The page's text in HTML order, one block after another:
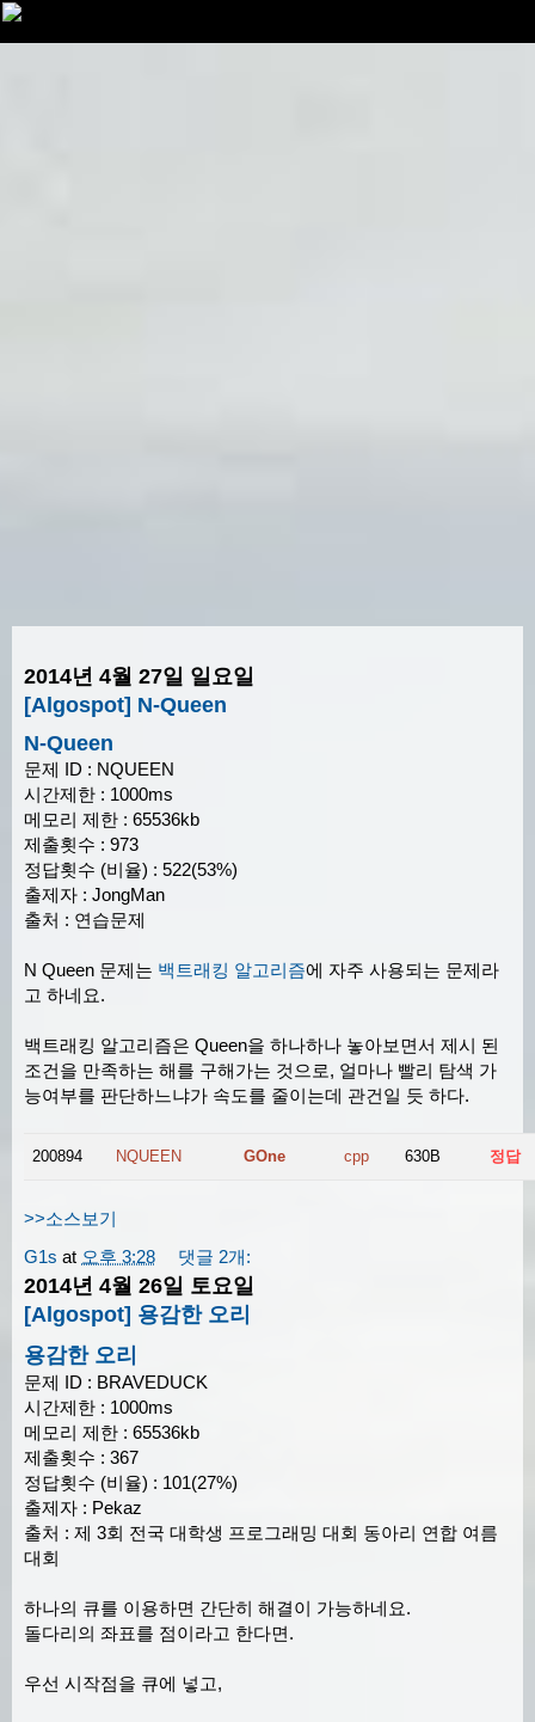
2014년 4월 27일 일요일
[Algospot] N-Queen
N-Queen
문제 ID : NQUEEN
시간제한 : 1000ms
메모리 제한 : 65536kb
제출횟수 : 973
정답횟수 (비율) : 522(53%)
출제자 : JongMan
출처 : 연습문제
N Queen 문제는 백트래킹 알고리즘에 자주 사용되는 문제라
고 하네요.
백트래킹 알고리즘은 Queen을 하나하나 놓아보면서 제시 된
조건을 만족하는 해를 구해가는 것으로, 얼마나 빨리 탐색 가
능여부를 판단하느냐가 속도를 줄이는데 관건일 듯 하다.
200894 NQUEEN GOne cpp 630B 정답
>>소스보기
G1s at 오후 3:28 댓글 2개:
2014년 4월 26일 토요일
[Algospot] 용감한 오리
용감한 오리
문제 ID : BRAVEDUCK
시간제한 : 1000ms
메모리 제한 : 65536kb
제출횟수 : 367
정답횟수 (비율) : 101(27%)
출제자 : Pekaz
출처 : 제 3회 전국 대학생 프로그래밍 대회 동아리 연합 여름
대회
하나의 큐를 이용하면 간단히 해결이 가능하네요.
돌다리의 좌표를 점이라고 한다면.
우선 시작점을 큐에 넣고,